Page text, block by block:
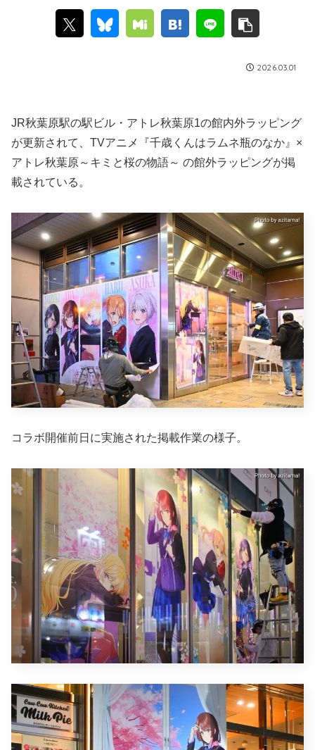
2026.03.01
JR秋葉原駅の駅ビル・アトレ秋葉原1の館内外ラッピング
が更新されて、TVアニメ『千歳くんはラムネ瓶のなか』×
アトレ秋葉原～キミと桜の物語～ の館外ラッピングが掲
載されている。
コラボ開催前日に実施された掲載作業の様子。